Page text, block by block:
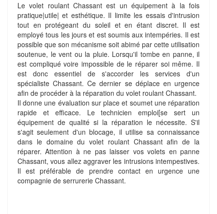
Le volet roulant Chassant est un équipement à la fois
pratique|utile| et esthétique. Il limite les essais d'intrusion
tout en protégeant du soleil et en étant discret. Il est
employé tous les jours et est soumis aux intempéries. Il est
possible que son mécanisme soit abimé par cette utilisation
soutenue, le vent ou la pluie. Lorsqu'il tombe en panne, il
est compliqué voire impossible de le réparer soi même. Il
est donc essentiel de s'accorder les services d'un
spécialiste Chassant. Ce dernier se déplace en urgence
afin de procéder à la réparation du volet roulant Chassant.
Il donne une évaluation sur place et soumet une réparation
rapide et efficace. Le technicien emploi[se sert un
équipement de qualité si la réparation le nécessite. S'il
s'agit seulement d'un blocage, il utilise sa connaissance
dans le domaine du volet roulant Chassant afin de la
réparer. Attention à ne pas laisser vos volets en panne
Chassant, vous allez aggraver les intrusions intempestives.
Il est préférable de prendre contact en urgence une
compagnie de serrurerie Chassant.